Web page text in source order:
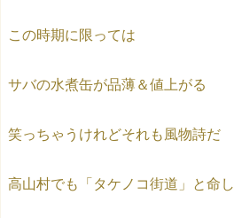
この時期に限っては
サバの水煮缶が品薄＆値上がる
笑っちゃうけれどそれも風物詩だ
高山村でも「タケノコ街道」と命し